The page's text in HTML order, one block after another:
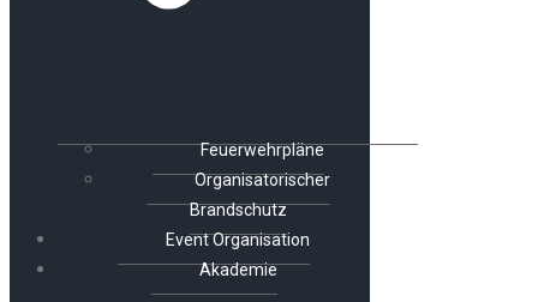
Feuerwehrpläne
Organisatorischer
Brandschutz
Event Organisation
Akademie